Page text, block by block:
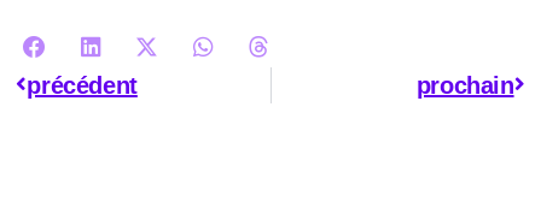
précédent prochain